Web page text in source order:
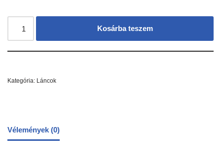
Kosárba teszem
Kategória: Láncok
Vélemények (0)